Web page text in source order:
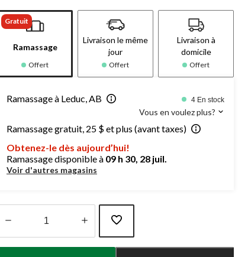
Gratuit
Ramassage
Offert
Livraison le même
jour
Offert
Livraison à
domicile
Offert
Ramassage à Leduc, AB 4 En stock
Vous en voulez plus?
Ramassage gratuit, 25 $ et plus (avant taxes)
Obtenez-le dès aujourd’hui!
Ramassage disponible à 09 h 30, 28 juil.
Voir d'autres magasins